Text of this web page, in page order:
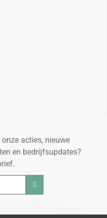
acties, nieuwe
en bedrijfsupdates?